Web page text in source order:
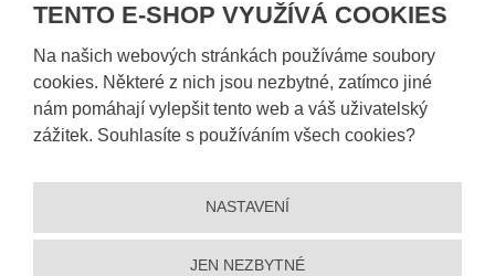
TENTO E-SHOP VYUŽÍVÁ COOKIES
Na našich webových stránkách používáme soubory
cookies. Některé z nich jsou nezbytné, zatímco jiné
nám pomáhají vylepšit tento web a váš uživatelský
zážitek. Souhlasíte s používáním všech cookies?
NASTAVENÍ
JEN NEZBYTNÉ
Prohlášení o přístupnosti |Ochrana osobních údajů |Mapa stránek ||